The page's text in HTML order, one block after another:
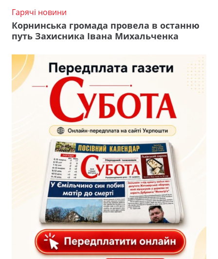
Гарячі новини
Корнинська громада провела в останню
путь Захисника Івана Михальченка